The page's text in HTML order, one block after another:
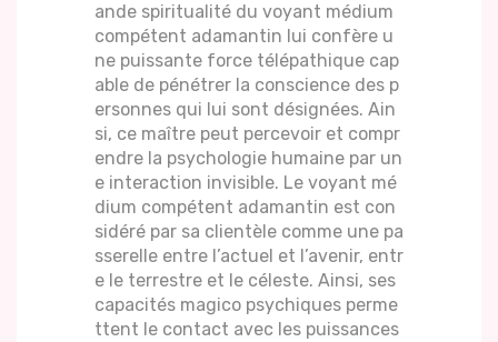
ande spiritualité du voyant médium
compétent adamantin lui confère u
ne puissante force télépathique cap
able de pénétrer la conscience des p
ersonnes qui lui sont désignées. Ain
si, ce maître peut percevoir et compr
endre la psychologie humaine par un
e interaction invisible. Le voyant mé
dium compétent adamantin est con
sidéré par sa clientèle comme une pa
sserelle entre l’actuel et l’avenir, entr
e le terrestre et le céleste. Ainsi, ses
capacités magico psychiques perme
ttent le contact avec les puissances